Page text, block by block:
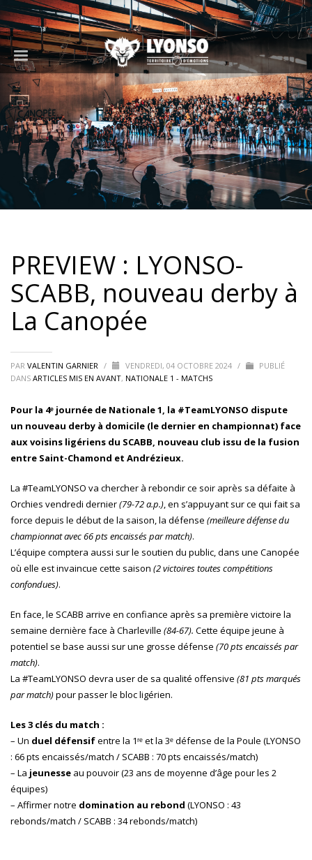
PREVIEW : LYONSO-
SCABB, nouveau derby à
La Canopée
PAR VALENTIN GARNIER / VENDREDI, 04 OCTOBRE 2024 /
PUBLIÉ
DANS ARTICLES MIS EN AVANT, NATIONALE 1 - MATCHS
Pour la 4ᵉ journée de Nationale 1, la #TeamLYONSO dispute
un nouveau derby à domicile (le dernier en championnat) face
aux voisins ligériens du SCABB, nouveau club issu de la fusion
entre Saint-Chamond et Andrézieux.
La #TeamLYONSO va chercher à rebondir ce soir après sa défaite à
Orchies vendredi dernier(79-72 a.p.), en s’appuyant sur ce qui fait sa
force depuis le début de la saison, la défense (meilleure défense du
championnat avec 66 pts encaissés par match).
L’équipe comptera aussi sur le soutien du public, dans une Canopée
où elle est invaincue cette saison (2 victoires toutes compétitions
confondues).
En face, le SCABB arrive en confiance après sa première victoire la
semaine dernière face à Charleville (84-67). Cette équipe jeune à
potentiel se base aussi sur une grosse défense (70 pts encaissés par
match).
La #TeamLYONSO devra user de sa qualité offensive (81 pts marqués
par match)pour passer le bloc ligérien.
Les 3 clés du match :
– Un duel défensifentre la 1ʳᵉ et la 3ᵉ défense de la Poule (LYONSO
: 66 pts encaissés/match / SCABB : 70 pts encaissés/match)
– La jeunesse au pouvoir (23 ans de moyenne d’âge pour les 2
équipes)
– Affirmer notre domination au rebond (LYONSO : 43
rebonds/match / SCABB : 34 rebonds/match)